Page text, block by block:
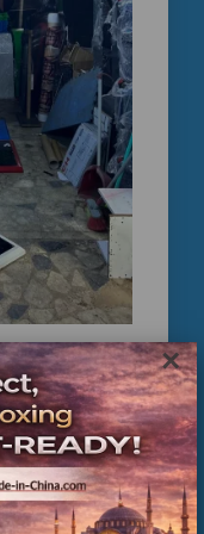
×
Geri
bir boks
ve Teknik